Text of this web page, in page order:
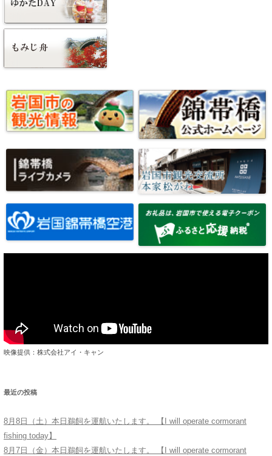
映像提供：株式会社アイ・キャン
最近の投稿
8月8日（土）本日鵜飼を運航いたします。 【I will operate cormorant
fishing today】
8月7日（金）本日鵜飼を運航いたします。 【I will operate cormorant